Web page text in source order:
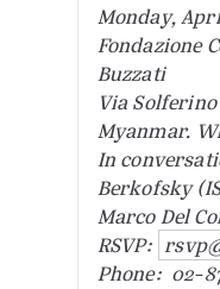
Monday,
Fondazione
Buzzati
Via
Myanmar.
In
Berkofsky
Marco Del
RSVP:
Phone: 02-